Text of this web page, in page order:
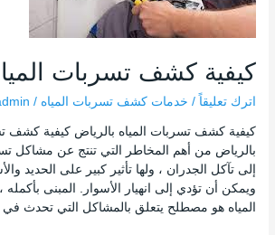
كيفية كشف تسربات
اترك تعليقاً / خدمات كشف تسربات المياه /
كيفية كشف تسربات المياه بالرياض كيفية كشف
بالرياض من أهم المخاطر التي تنتج عن مشاكل
إلى تآكل الجدران ، ولها تأثير كبير على الحديد
ويمكن أن تؤدي إلى انهيار الأسوار. المبنى
المياه هو مصطلح يتعلق بالمشاكل التي تحدث في